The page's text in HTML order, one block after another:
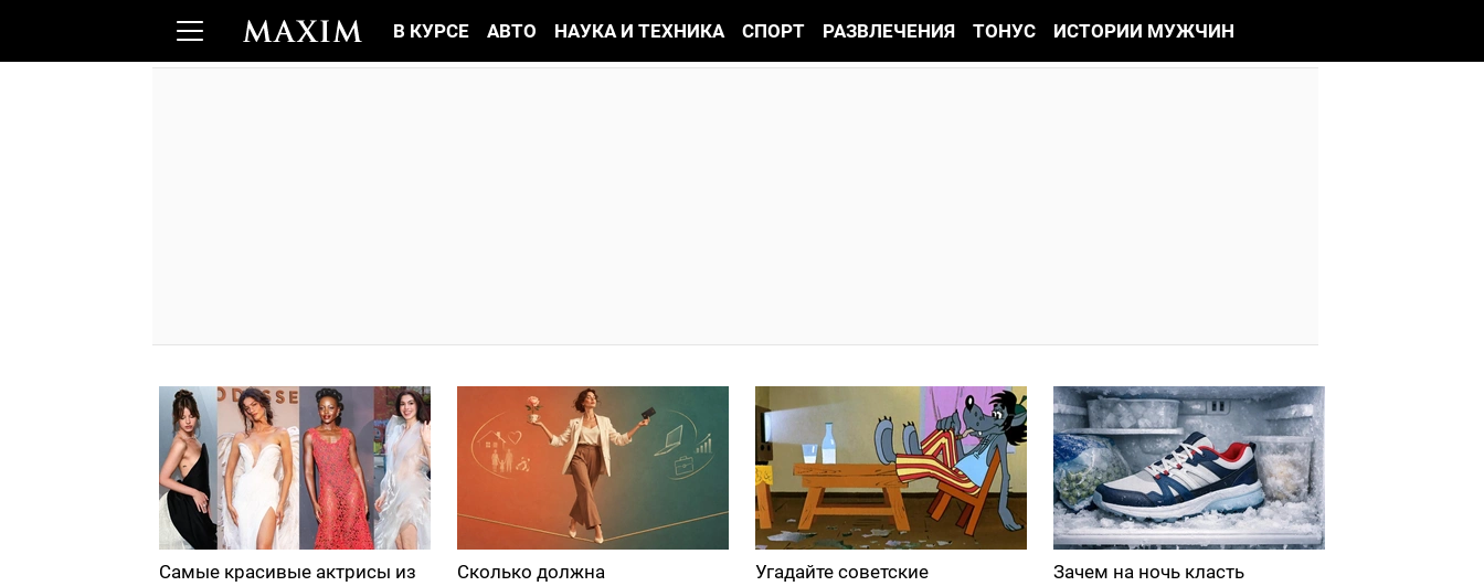
В КУРСЕ АВТО НАУКА И ТЕХНИКА СПОРТ РАЗВЛЕЧЕНИЯ ТОНУС ИСТОРИИ МУЖЧИН
Самые красивые актрисы из
Сколько должна
Угадайте советские
Зачем на ночь класть